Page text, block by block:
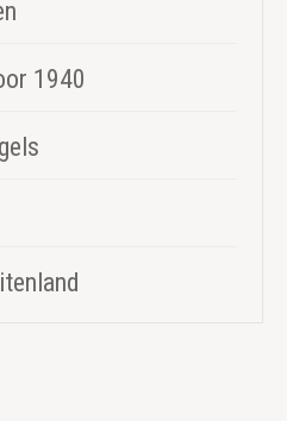
1940